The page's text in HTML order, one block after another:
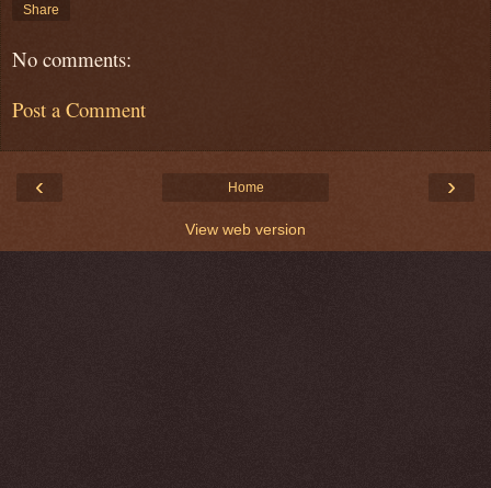
Share
No comments:
Post a Comment
‹ ›
Home
View web version